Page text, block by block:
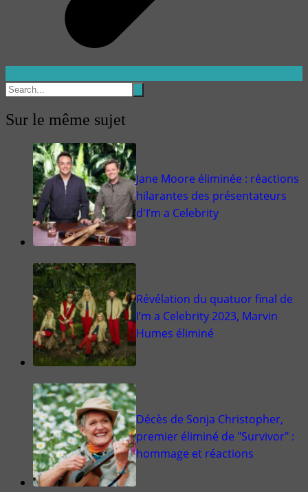
Sur le même sujet
Jane Moore éliminée : réactions
hilarantes des présentateurs
d'I’m a Celebrity
Révélation du quatuor final de
I’m a Celebrity 2023, Marvin
Humes éliminé
Décès de Sonja Christopher,
premier éliminé de "Survivor" :
hommage et réactions